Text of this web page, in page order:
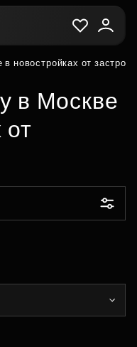
в новостройках от
в Москве
от